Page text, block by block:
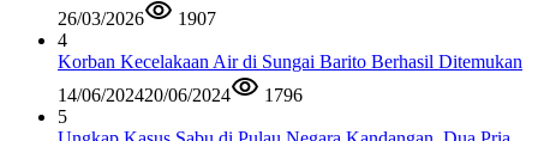
26/03/2026
1907
4
Korban Kecelakaan Air di Sungai Barito Berhasil Ditemukan
14/06/202420/06/2024
1796
5